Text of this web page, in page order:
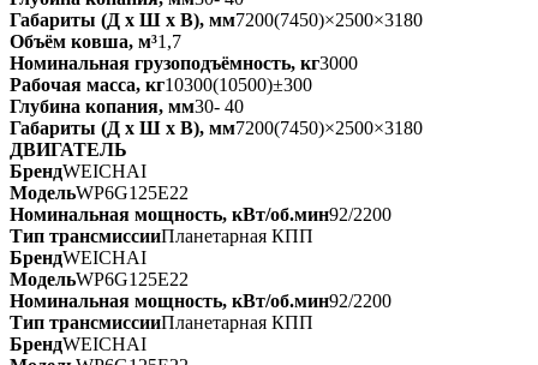
Габариты (Д х Ш х В), мм7200(7450)×2500×3180
Объём ковша, м³1,7
Номинальная грузоподъёмность, кг3000
Рабочая масса, кг10300(10500)±300
Глубина копания, мм30- 40
Габариты (Д х Ш х В), мм7200(7450)×2500×3180
ДВИГАТЕЛЬ
БрендWEICHAI
МодельWP6G125E22
Номинальная мощность, кВт/об.мин92/2200
Тип трансмиссииПланетарная КПП
БрендWEICHAI
МодельWP6G125E22
Номинальная мощность, кВт/об.мин92/2200
Тип трансмиссииПланетарная КПП
БрендWEICHAI